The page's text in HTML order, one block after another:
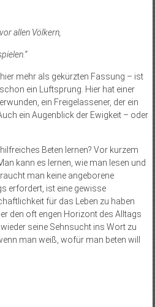
allen Völkern,
mehr als gekürzten Fassung – ist
ein Luftsprung. Hier hat einer
ein Freigelassener, der ein
ein Augenblick der Ewigkeit – oder
Beten lernen? Vor kurzem
kann es lernen, wie man lesen und
man keine angeborene
erfordert, ist eine gewisse
für das Leben zu haben
den oft engen Horizont des Alltags
seine Sehnsucht ins Wort zu
man weiß, wofür man beten will